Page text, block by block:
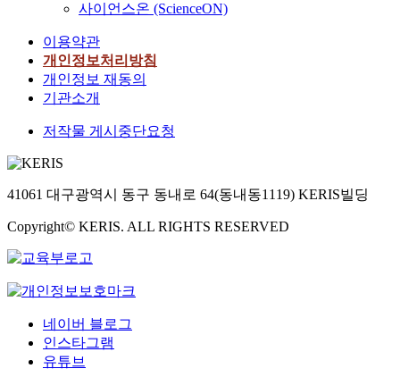
사이언스온 (ScienceON)
이용약관
개인정보처리방침
개인정보 재동의
기관소개
저작물 게시중단요청
41061 대구광역시 동구 동내로 64(동내동1119) KERIS빌딩
Copyright© KERIS. ALL RIGHTS RESERVED
네이버 블로그
인스타그램
유튜브